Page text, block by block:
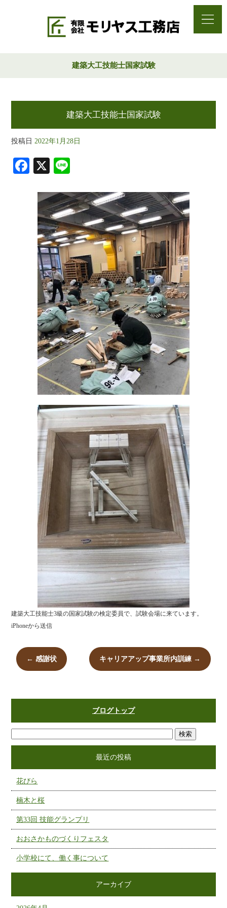
建築大工技能士国家試験
建築大工技能士国家試験
投稿日 2022年1月28日
Fa
bo
ok
X
建築大工技能士3級の国家試験の検定委員で、試験会場に来ています。
iPhoneから送信
← 感謝状 キャリアアップ事業所内訓練 →
ブログトップ
最近の投稿
花びら
楠木と桜
第33回 技能グランプリ
おおさかものづくりフェスタ
小学校にて、働く事について
アーカイブ